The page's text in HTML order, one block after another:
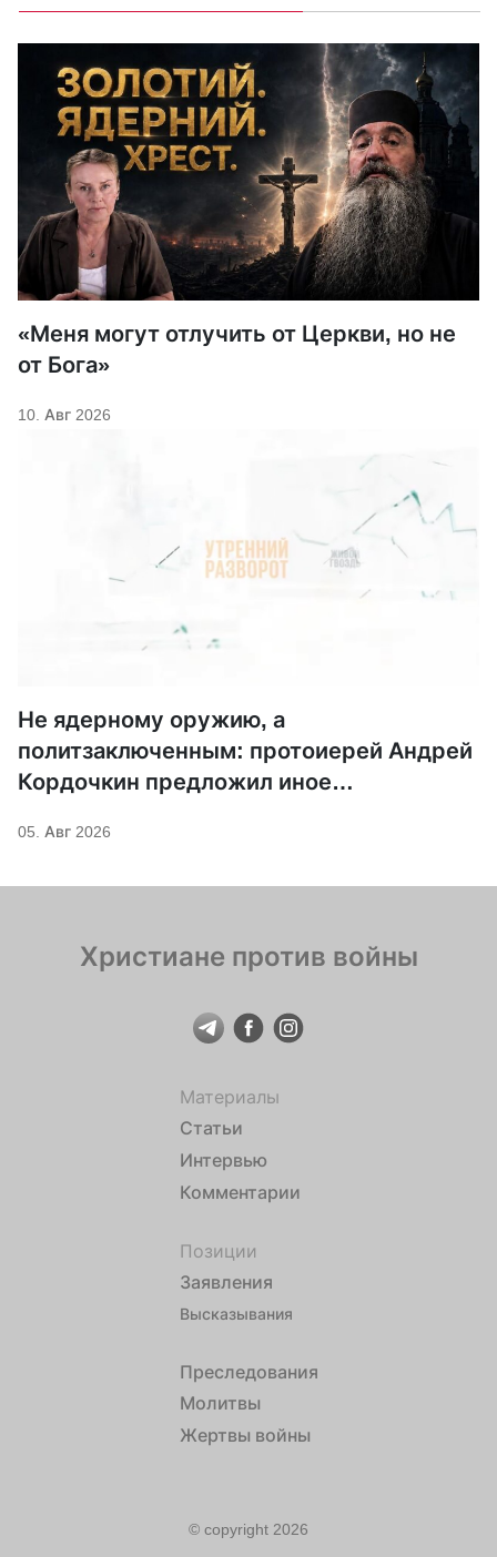
«Меня могут отлучить от Церкви, но не
от Бога»
10. Авг 2026
Не ядерному оружию, а
политзаключенным: протоиерей Андрей
Кордочкин предложил иное
Саровского
05. Авг 2026
Христиане против войны
Материалы
Статьи
Интервью
Комментарии
Позиции
Заявления
Высказывания
Преследования
Молитвы
Жертвы войны
© copyright 2026